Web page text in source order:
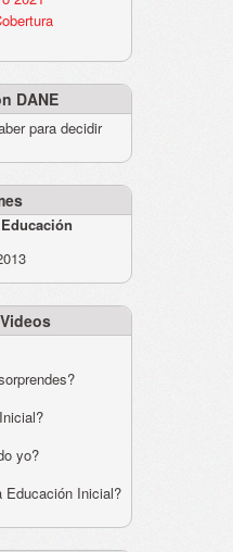
DANE
para decidir
yo?
Educación Inicial?